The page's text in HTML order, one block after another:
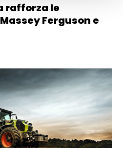
rafforza le
Ferguson e